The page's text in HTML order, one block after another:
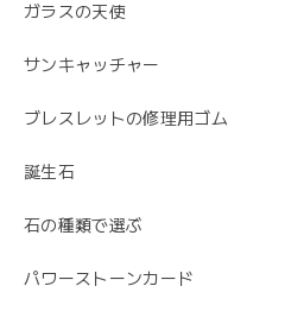
ガラスの天使
サンキャッチャー
ブレスレットの修理用ゴム
誕生石
石の種類で選ぶ
パワーストーンカード